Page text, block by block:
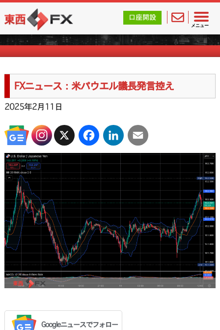
メニュー
東西FX｜海外FX会社（ブローカー）の無料口座開設サポ
口座開設
FXニュース一覧
FXニュース：米パウエル議長発言控え
2025年2月11日
X FacebookLinkedInEmail
Googleニュースでフォロー